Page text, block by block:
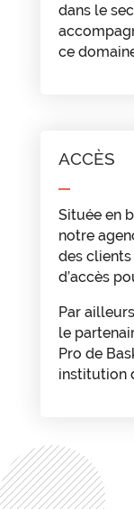
dans le
ce
ACCÈS
Située en
notre
des
d’accès
Par
le
Pro de
institution